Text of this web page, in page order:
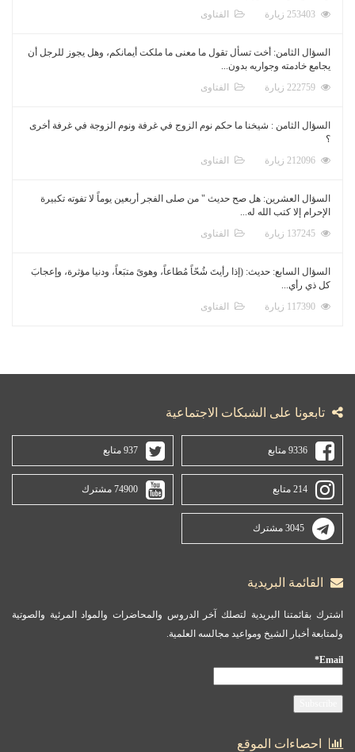
الفتاوى
السؤال الثامن: أخت تسأل تقول ما معنى ما ملكت أيمانكم، وهل يجوز للرجل أن
يجامع خادمته وجواريه بدون...
الفتاوى
السؤال الثامن : شيخنا ما حكم نوم الزوج في غرفة ونوم الزوجة في غرفة أخرى
؟
الفتاوى
السؤال العشرين: هل صح حديث " من صلى الفجر أربعين يوماً لا تفوته تكبيرة
الإحرام إلا كتب الله له...
الفتاوى
السؤال السابع: حديث: (إذا رأيتَ شُحّاً مُطاعاً، وهوىً متبَعاً، ودنيا مؤثرة، وإعجابَ
كل ذي رأي...
الفتاوى
تابعونا على الشبكات الاجتماعية
9336 متابع 937 متابع
214 متابع 74900 مشترك
3045 مشترك
القائمة البريدية
اشترك بقائمتنا البريدية لتصلك آخر الدروس والمحاضرات والمواد المرئية والصوتية
ولمتابعة أخبار الشيخ ومواعيد مجالسه العلمية.
Email*
احصاءات الموقع